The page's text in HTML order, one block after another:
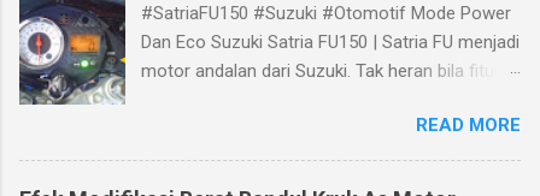
#SatriaFU150 #Suzuki #Otomotif Mode Power
Dan Eco Suzuki Satria FU150 | Satria FU menjadi
motor andalan dari Suzuki. Tak heran bila fitur
New Satria Fu 150 dilengkapi dengan teknologi
terbaru SUZUKI Drive Mode Switch atau di
singkat S-DMS yang berada pada sebelah kanan
READ MORE